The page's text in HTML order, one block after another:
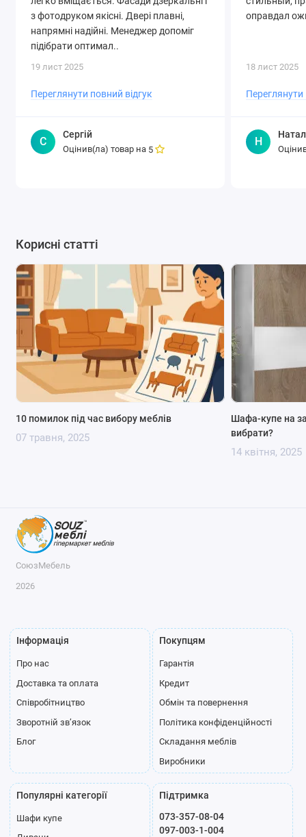
з фотодруком якісні. Двері плавні,
напрямні надійні. Менеджер допоміг
підібрати оптимал..
19 лист 2025
Переглянути повний відгук
С
Сергій
Оцінив(ла) товар на 5
оправдал
18 лист 2025
Переглянути
Н
Корисні статті
10 помилок під час вибору меблів
07 травня, 2025
Шафа-купе на
вибрати?
14 квітня, 2025
СоюзМебель
2026
Інформація
Про нас
Доставка та оплата
Співробітництво
Зворотній зв’язок
Блог
Покупцям
Гарантія
Кредит
Обмін та повернення
Політика конфіденційності
Складання меблів
Виробники
Популярні категорії
Шафи купе
Підтримка
073-357-08-04
097-003-1-004